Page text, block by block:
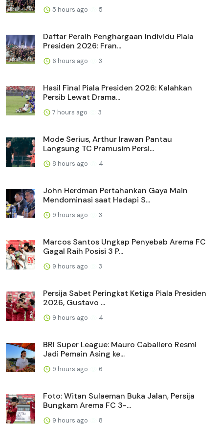
5 hours ago 5
Daftar Peraih Penghargaan Individu Piala
Presiden 2026: Fran...
6 hours ago 3
Hasil Final Piala Presiden 2026: Kalahkan
Persib Lewat Drama...
7 hours ago 3
Mode Serius, Arthur Irawan Pantau
Langsung TC Pramusim Persi...
8 hours ago 4
John Herdman Pertahankan Gaya Main
Mendominasi saat Hadapi S...
9 hours ago 3
Marcos Santos Ungkap Penyebab Arema FC
Gagal Raih Posisi 3 P...
9 hours ago 3
Persija Sabet Peringkat Ketiga Piala Presiden
2026, Gustavo ...
9 hours ago 4
BRI Super League: Mauro Caballero Resmi
Jadi Pemain Asing ke...
9 hours ago 6
Foto: Witan Sulaeman Buka Jalan, Persija
Bungkam Arema FC 3-...
9 hours ago 8